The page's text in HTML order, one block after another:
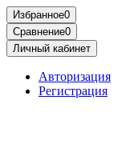
Избранное0
Сравнение0
Личный кабинет
Авторизация
Регистрация